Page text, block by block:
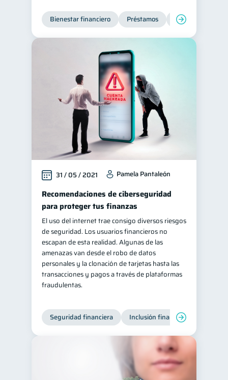
Bienestar financiero Préstamos Ahorro
31 / 05 / 2021 Pamela Pantaleón
Recomendaciones de ciberseguridad
para proteger tus finanzas
El uso del internet trae consigo diversos riesgos
de seguridad. Los usuarios financieros no
escapan de esta realidad. Algunas de las
amenazas van desde el robo de datos
personales y la clonación de tarjetas hasta las
transacciones y pagos a través de plataformas
fraudulentas.
Seguridad financiera Inclusión financiera